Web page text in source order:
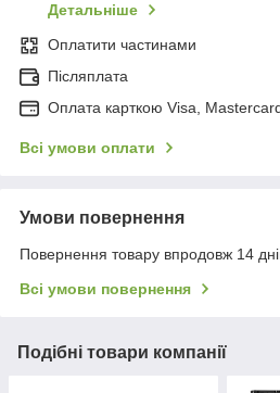
Детальніше
Оплатити частинами
Післяплата
Оплата карткою Visa,
Всі умови оплати
Умови повернення
Повернення товару впродовж 14
Всі умови повернення
Подібні товари компанії